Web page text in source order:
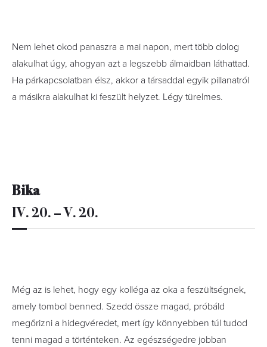
Nem lehet okod panaszra a mai napon, mert több dolog
alakulhat úgy, ahogyan azt a legszebb álmaidban láthattad.
Ha párkapcsolatban élsz, akkor a társaddal egyik pillanatról
a másikra alakulhat ki feszült helyzet. Légy türelmes.
Bika
IV. 20. – V. 20.
Még az is lehet, hogy egy kolléga az oka a feszültségnek,
amely tombol benned. Szedd össze magad, próbáld
megőrizni a hidegvéredet, mert így könnyebben túl tudod
tenni magad a történteken. Az egészségedre jobban